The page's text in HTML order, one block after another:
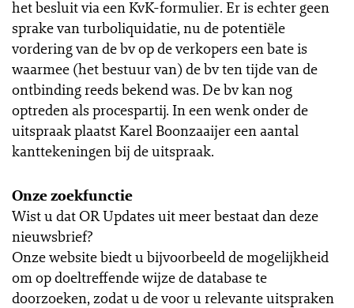
het besluit via een KvK-formulier. Er is echter geen
sprake van turboliquidatie, nu de potentiële
vordering van de bv op de verkopers een bate is
waarmee (het bestuur van) de bv ten tijde van de
ontbinding reeds bekend was. De bv kan nog
optreden als procespartij. In een wenk onder de
uitspraak plaatst Karel Boonzaaijer een aantal
kanttekeningen bij de uitspraak.
Onze zoekfunctie
Wist u dat OR Updates uit meer bestaat dan deze
nieuwsbrief?
Onze website biedt u bijvoorbeeld de mogelijkheid
om op doeltreffende wijze de database te
doorzoeken, zodat u de voor u relevante uitspraken